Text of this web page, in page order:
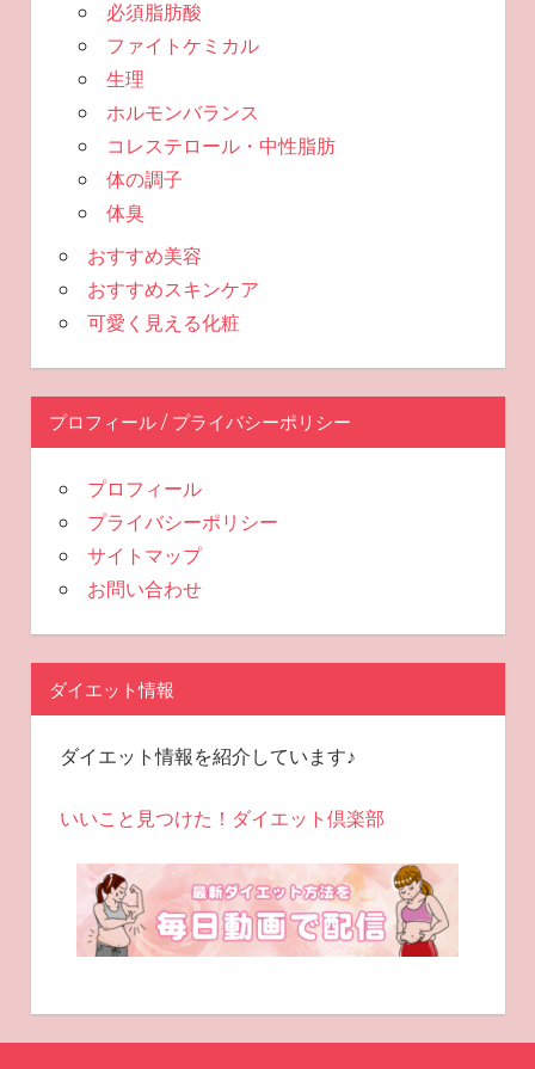
必須脂肪酸
ファイトケミカル
生理
ホルモンバランス
コレステロール・中性脂肪
体の調子
体臭
おすすめ美容
おすすめスキンケア
可愛く見える化粧
プロフィール / プライバシーポリシー
プロフィール
プライバシーポリシー
サイトマップ
お問い合わせ
ダイエット情報
ダイエット情報を紹介しています♪
いいこと見つけた！ダイエット倶楽部